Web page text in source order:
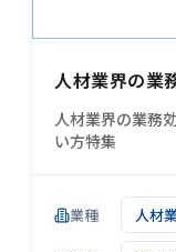
人材業界の業
人材業界の業務
い方特集
業種 人材